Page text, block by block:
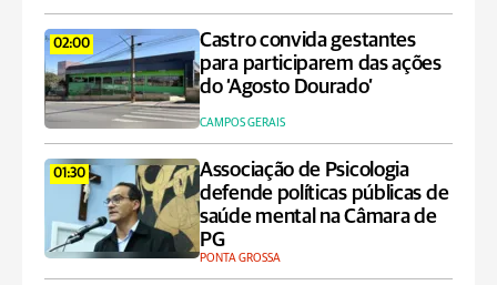
02:00
Castro convida gestantes
para participarem das ações
do ‘Agosto Dourado’
CAMPOS GERAIS
01:30
Associação de Psicologia
defende políticas públicas de
saúde mental na Câmara de
PG
PONTA GROSSA